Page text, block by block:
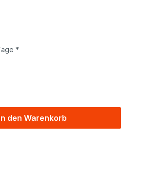
*
ein oder benutze die Schaltflächen
den Warenkorb